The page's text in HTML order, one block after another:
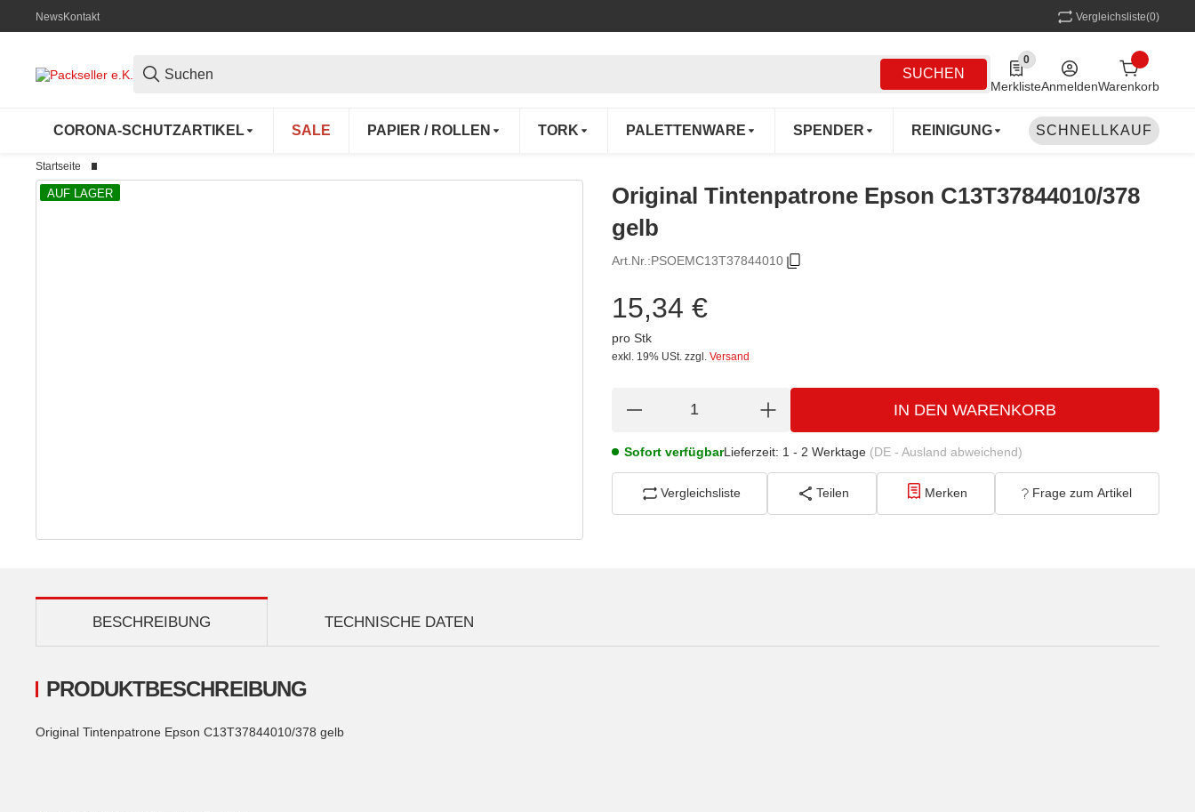
NewsKontakt Vergleichsliste(0)
SUCHEN
0
0 Produkte in der Liste
MerklisteAnmeldenWarenkorb
CORONA-SCHUTZARTIKEL SALE PAPIER / ROLLEN TORK PALETTENWARE SPENDER REINIGUNG MEHRWEG
SCHNELLKAUF
Startseite
AUF LAGER
Original Tintenpatrone Epson C13T37844010/378
gelb
Art.Nr.:PSOEMC13T37844010
15,34 €
pro Stk
exkl. 19% USt. zzgl. Versand
IN DEN WARENKORB
Sofort verfügbarLieferzeit: 1 - 2 Werktage (DE - Ausland abweichend)
Vergleichsliste Teilen Merken Frage zum Artikel
TECHNISCHE DATEN
BESCHREIBUNG
PRODUKTBESCHREIBUNG
Original Tintenpatrone Epson C13T37844010/378 gelb